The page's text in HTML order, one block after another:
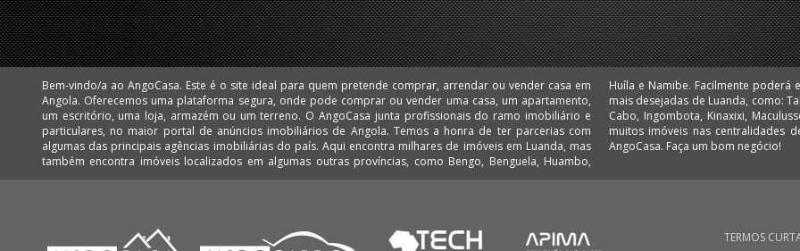
Bem-vindo/a ao AngoCasa. Este é o site ideal para quem pretende comprar, arrendar ou vender casa em
Angola. Oferecemos uma plataforma segura, onde pode comprar ou vender uma casa, um apartamento,
um escritório, uma loja, armazém ou um terreno. O AngoCasa junta profissionais do ramo imobiliário e
particulares, no maior portal de anúncios imobiliários de Angola. Temos a honra de ter parcerias com
algumas das principais agências imobiliárias do país. Aqui encontra milhares de imóveis em Luanda, mas
também encontra imóveis localizados em algumas outras províncias, como Bengo, Benguela, Huambo,
Huíla e Namibe. Facilmente poderá encontrar apartamentos, vivendas, escritórios e lojas nas localizações
mais desejadas de Luanda, como: Talatona, Benfica, Lar do Patriota, Camama, Coqueiros, Cruzeiro, Ilha do
Cabo, Ingombota, Kinaxixi, Maculusso, Maianga, Morro Bento, Nova Vida, Viana e Vila Alice Assim como
muitos imóveis nas centralidades de Luanda: Kilamba e Sequele. Comprar e arrendar em Angola é no
AngoCasa. Faça um bom negócio!
TERMOS